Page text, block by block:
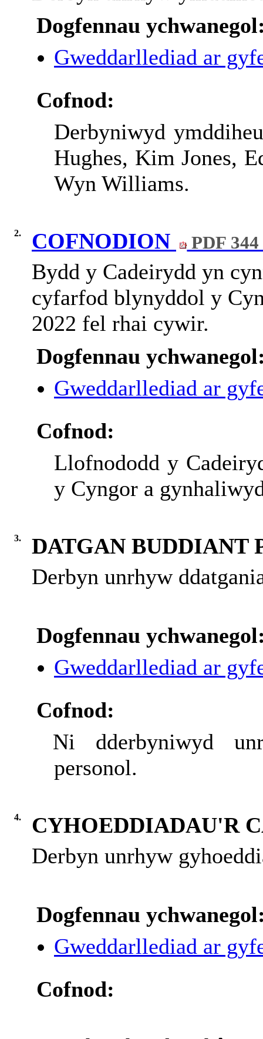
Dogfennau
Gweddarllediad ar
Cofnod:
Derbyniwyd
Hughes, Kim Jones,
Wyn Williams.
2. COFNODION PDF
Bydd y Cadeirydd yn
cyfarfod blynyddol y
2022 fel rhai cywir.
Dogfennau
Gweddarllediad ar
Cofnod:
Llofnododd y
y Cyngor a
3.
DATGAN BUDDIANT
Derbyn unrhyw
Dogfennau
Gweddarllediad ar
Cofnod:
Ni dderbyniwyd
personol.
4.
CYHOEDDIADAU'R
Derbyn unrhyw
Dogfennau
Gweddarllediad ar
Cofnod: